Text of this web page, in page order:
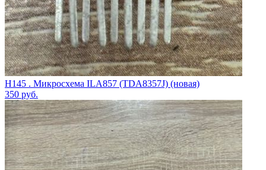
H145 . Микросхема ILA857 (TDA8357J) (новая)
350 руб.